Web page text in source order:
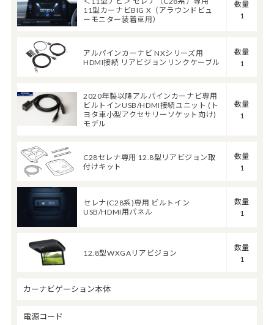
11型カーナビBIG X（アラウンドビュ
ーモニター装着車用）
数量
1
アルパインカーナビ NXシリーズ用
HDMI接続 リアビジョンリンクケーブル
数量
1
2020年製以降アルパインカーナビ専用
ビルトインUSB/HDMI接続ユニット (ト
ヨタ車小型アクセサリーソケット向け)
モデル
数量
1
C28セレナ専用 12.8型リアビジョン取
付けキット
数量
1
セレナ(C28系)専用 ビルトイン
USB/HDMI用パネル
数量
1
12.8型WXGAリアビジョン
数量
1
カーナビゲーション本体
電源コード